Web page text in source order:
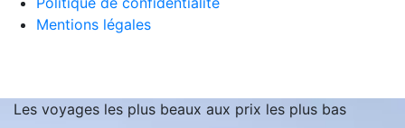
Mentions légales
Les voyages les plus beaux aux prix les plus bas